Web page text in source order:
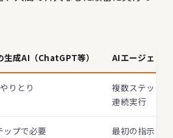
生成AI（ChatGPT等） AIエージェント
りとり
複数ステップの
連続実行
ップで必要
最初の指示と最